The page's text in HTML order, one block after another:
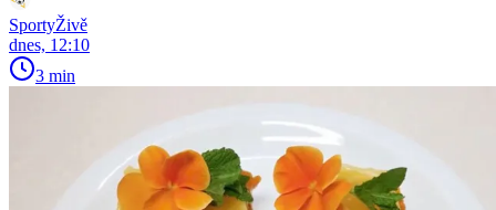
SportyŽivě
dnes, 12:10
3 min